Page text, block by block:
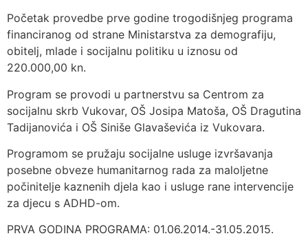
Početak provedbe prve godine trogodišnjeg programa
financiranog od strane Ministarstva za demografiju,
obitelj, mlade i socijalnu politiku u iznosu od
220.000,00 kn.
Program se provodi u partnerstvu sa Centrom za
socijalnu skrb Vukovar, OŠ Josipa Matoša, OŠ Dragutina
Tadijanovića i OŠ Siniše Glavaševića iz Vukovara.
Programom se pružaju socijalne usluge izvršavanja
posebne obveze humanitarnog rada za maloljetne
počinitelje kaznenih djela kao i usluge rane intervencije
za djecu s ADHD-om.
PRVA GODINA PROGRAMA: 01.06.2014.-31.05.2015.